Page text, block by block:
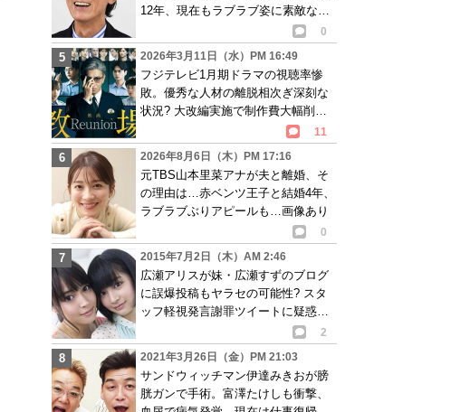
12年、現在もラブラブ姿に素敵な夫
0
2026年3月11日（水）PM 16:49
フジテレビ1月期ドラマの視聴率惨
敗。優秀な人材の離脱相次ぎ深刻な
状況? 大改編実施で制作費大幅削減
11
2026年8月6日（木）PM 17:16
元TBS山本里菜アナが夫と離婚、そ
の理由は…赤ベンツ王子と結婚4年、
ラブラブぶりアピールも…画像あり
0
2015年7月2日（木）AM 2:46
広瀬アリスが妹・広瀬すずのブログ
に誤爆投稿もヤラセの可能性? スタ
ッフ軽視発言謝罪ツイートに疑惑浮
2
2021年3月26日（金）PM 21:03
サンドウィッチマン伊達みきおが膀
胱ガンで手術。富澤たけしも衝撃、